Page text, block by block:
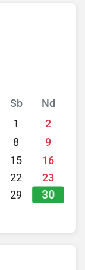
Sb
Nd
1
2
8
9
15
16
22
23
29 30